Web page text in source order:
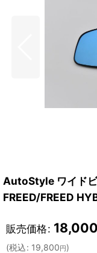
AutoStyle ワイド
FREED/FREED
販売価格: 18,000
(税込: 19,800円)